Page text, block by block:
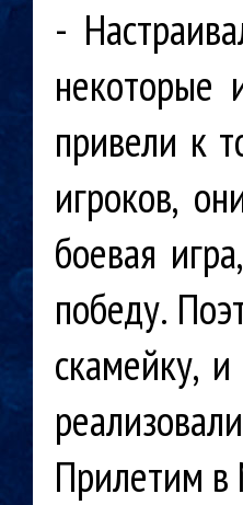
-
некоторые
привели к
игроков,
боевая
победу.
скамейку,
Прилетим в